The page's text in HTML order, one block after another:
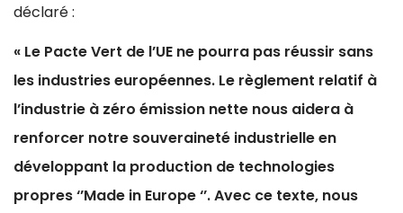
déclaré :
« Le Pacte Vert de l’UE ne pourra pas réussir sans
les industries européennes. Le règlement relatif à
l’industrie à zéro émission nette nous aidera à
renforcer notre souveraineté industrielle en
développant la production de technologies
propres ‘’Made in Europe ‘’. Avec ce texte, nous